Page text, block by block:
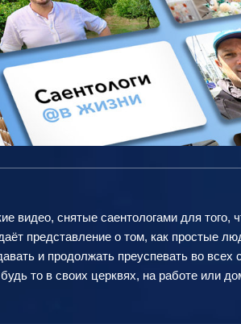
видео, снятые саентологами для
представление о том, как простые
и продолжать преуспевать во
то в своих церквях, на работе или